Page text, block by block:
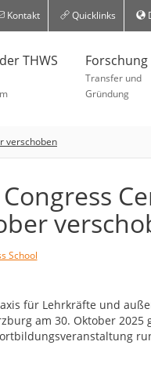
Kontakt Quicklinks
THWS Forschung
Transfer und
Gründung
verschoben
Congress
School
für Lehrkräfte und
am 30. Oktober 2025